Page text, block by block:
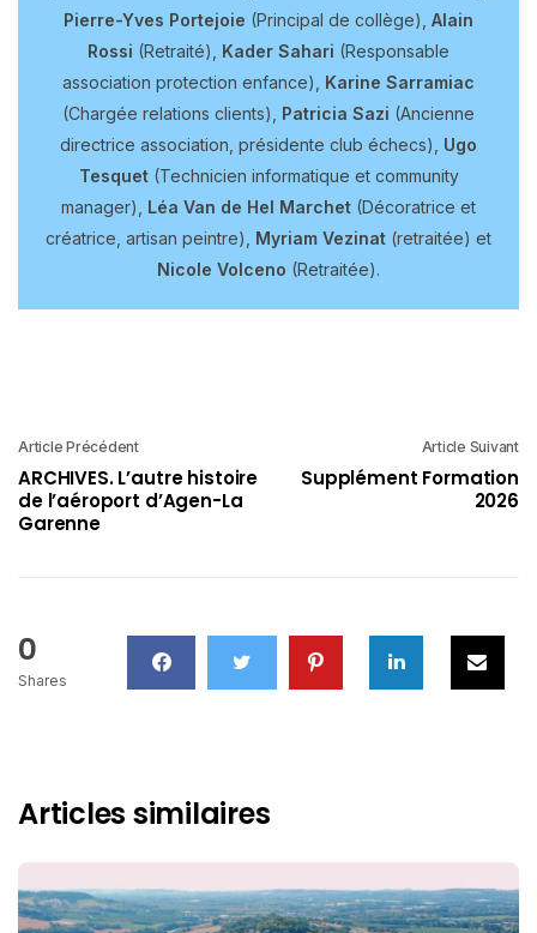
Pierre-Yves Portejoie (Principal de collège), Alain
Rossi (Retraité), Kader Sahari (Responsable
association protection enfance), Karine Sarramiac
(Chargée relations clients),
Patricia Sazi (Ancienne
directrice association, présidente club échecs), Ugo
Tesquet (Technicien informatique et community
manager), Léa Van de Hel Marchet (Décoratrice et
créatrice, artisan peintre), Myriam Vezinat (retraitée) et
Nicole Volceno (Retraitée).
Article Précédent
ARCHIVES. L’autre histoire
de l’aéroport d’Agen-La
Garenne
Article Suivant
Supplément Formation
2026
0
Shares
Articles similaires